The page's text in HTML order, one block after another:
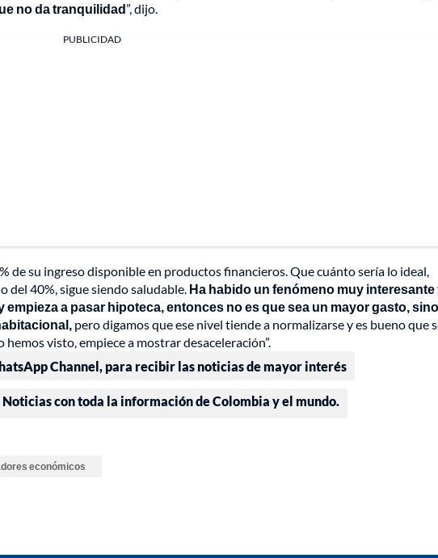
no da tranquilidad”, dijo.
PUBLICIDAD
de su ingreso disponible en productos financieros. Que cuánto sería lo ideal,
del 40%, sigue siendo saludable. Ha habido un fenómeno muy interesante
a pasar hipoteca, entonces no es que sea un mayor gasto, sino
pero digamos que ese nivel tiende a normalizarse y es bueno que
visto, empiece a mostrar desaceleración”.
Channel, para recibir las noticias de mayor interés
Noticias con toda la información de Colombia y el mundo.
económicos